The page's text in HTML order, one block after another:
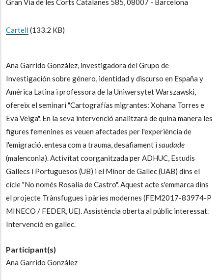
Gran Via de les Corts Catalanes 585, 08007 - Barcelona
Cartell(133.2 KB)
Ana Garrido González, investigadora del Grupo de
Investigación sobre género, identidad y discurso en España y
América Latina i professora de la Uniwersytet Warszawski,
ofereix el seminari "Cartografías migrantes: Xohana Torres e
Eva Veiga". En la seva intervenció analitzarà de quina manera les
figures femenines es veuen afectades per l'experiència de
l'emigració, entesa com a trauma, desafiament i saudade
(malenconia). Activitat coorganitzada per ADHUC, Estudis
Gallecs i Portuguesos (UB) i el Mínor de Gallec (UAB) dins el
cicle "No només Rosalía de Castro". Aquest acte s'emmarca dins
el projecte Trànsfugues i pàries modernes (FEM2017-83974-P
MINECO / FEDER, UE). Assistència oberta al públic interessat.
Intervenció en gallec.
Participant(s)
Ana Garrido González